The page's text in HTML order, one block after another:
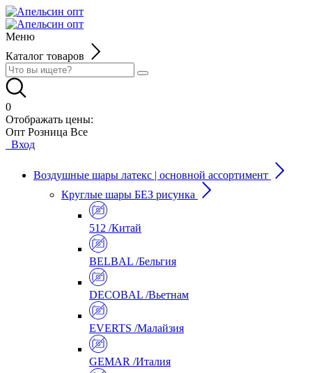
Меню
Каталог товаров
0
Отображать цены:
Опт Розница Все
Вход
Воздушные шары латекс | основной ассортимент
Круглые шары БЕЗ рисунка
512 /Китай
BELBAL /Бельгия
DECOBAL /Вьетнам
EVERTS /Малайзия
GEMAR /Италия